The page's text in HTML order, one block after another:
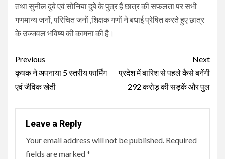
तथा सुनील दुबे एवं सोनिया दुबे के पुत्र हैं छात्र की सफलता पर सभी
गणमान्य जनों, परिचित जनों ,शिक्षक गणों ने बधाई प्रेषित करते हुए छात्र
के उज्जवल भविष्य की कामना की है।
Continue
Reading
Previous
कृषक ने अपनाया 5 स्तरीय फार्मिंग
एवं जैविक खेती
Next
प्रदेश में बारिश से पहले कैसे बनेंगी
292 करोड़ की सड़कें और पुल
Leave a Reply
Your email address will not be published. Required
fields are marked*